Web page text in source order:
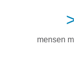
mensen